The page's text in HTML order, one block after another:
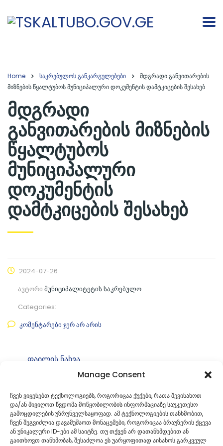
Manage Consent
ჩვენ ვიყენებთ ტექნოლოგიებს, როგორიცაა ქუქები, რათა შევინახოთ
და/ან მივიღოთ წვდომა მოწყობილობის ინფორმაციაზე საუკეთესო
გამოცდილების უზრუნველსაყოფად. ამ ტექნოლოგიების თანხმობით,
ჩვენ შეგვიძლია დავამუშაოთ მონაცემები, როგორიცაა ბრაუზერის ქცევა
ან უნიკალური ID-ები ამ საიტზე. თუ თქვენ არ დათანხმდებით ან
გაითხოვთ თანხმობას, შესაძლოა ეს უარყოფითად აისახოს გარკვეულ
Home საკრებულოს განკარგულებები
მდგრადი განვითარების
მიზნების წყალტუბოს მუნიციპალური დოკუმენტის დამტკიცების შესახებ
მდგრადი
განვითარების მიზნების
წყალტუბოს
მუნიციპალური
დოკუმენტის
დამტკიცების შესახებ
2024-07-26
ავტორი მუნიციპალიტეტის საკრებულო
Categories:
კომენტარები ჯერ არ არის
ფაილის ნახვა
კატეგორიასაკრებულოს განკარგულებები
ID:გ-49. 49242089